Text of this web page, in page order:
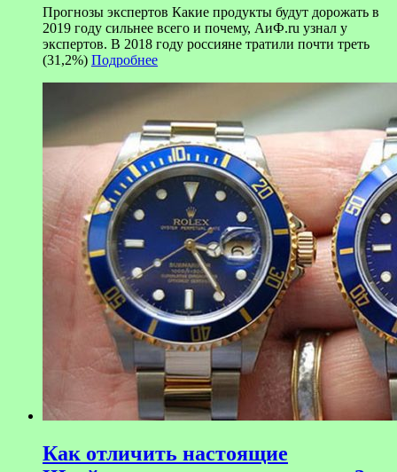
Прогнозы экспертов Какие продукты будут дорожать в
2019 году сильнее всего и почему, АиФ.ru узнал у
экспертов. В 2018 году россияне тратили почти треть
(31,2%) Подробнее
Как отличить настоящие